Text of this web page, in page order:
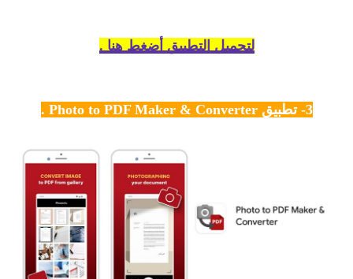
لتحميل التطبيق أضغط هنا .
3- تطبيق Photo to PDF Maker & Converter .